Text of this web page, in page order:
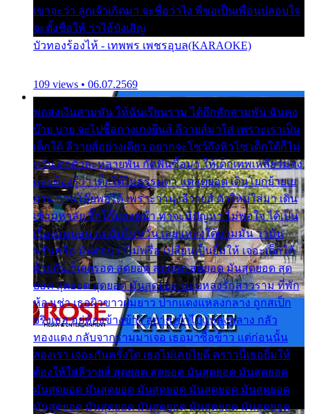
เขาจะว่า ลูกเจ้าเกิดมา จะชื่อว่าไง พี่ขอเป็นเพื่อนปลอบใจ
จะตั้งชื่อให้ ว่าไอ้บังเอิญ
บัวทองร้องไห้ - เทพพร เพชรอุบล(KARAOKE)
109 views • 06.07.2569
พ่อส่งเงินสามพัน ให้ฉันเรียนราม ได้อีกสักสามพัน ฉันคง
บ๊าย บาย จะไปซื้อกางเกงยีนส์ ลีวายส์มาใส่ เพราะเราเป็น
เด็กใต้ ลีวายส์อย่างเดียว อยากจะโชว์ถึงหิวโซ เด็กใต้ก็ไม่
หวั่น ตกตัวละหลายพัน กัดฟันซื้อมา ให้เด็กเทพเหลียวมอง
และต้องรู้ว่า เด็กใต้ไม่ธรรมดา แต่สุดยอด เดินโยกย้ายเย
ยวน กวนโอ๊ยพอได้ เพราะว่านุ่งลีวายส์ ตัวใหม่ใส่มา เดิน
เข้ามหาลัย จิ๊กโก๊มองหน้า ท่าจะมีปัญหา ไม่พอใจ ได้เป็น
เรื่องแน่นอน แต่ฉันไม่หวั่น เลยแหลงใต้ถามมัน ว่ามัน
พรั่นพรือ มันตอบว่าไม่พรื่อ เปลี่ยนเป็นยิ้มให้ เจอะเด็กใต้
ด้วยกัน ก็เลยรอด สุดยอด สุดยอด สุดยอด มันสุดยอด สุด
ยอด สุดยอด สุดยอด มันสุดยอด แอบหลงรักสาวราม ที่พัก
ห้องเช่า เธอผิวขาวผมยาว ปากแดงแหลงกลาง ถูกสเป็ก
จริงเธอ อยู่ห้องข้างข้าง อยากเข้าไปแหลงกลาง กลัว
ทองแดง กลับจากรามมาเจอ เธอมาซื้อข้าว แต่ก่อนนั้น
สองเรา เจอะกันครั้งใด เธอไม่เคยไยดี คราวนี้เธอยิ้มให้
ต้องให้ใส่ลีวายส์ สุดยอด สุดยอด มันสุดยอด มันสุดยอด
มันสุดยอด มันสุดยอด มันสุดยอด มันสุดยอด มันสุดยอด
มันสุดยอด มันสุดยอด มันสุดยอด มันสุดยอด มันสุดยอด